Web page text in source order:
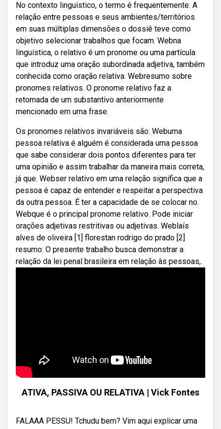
No contexto linguístico, o termo é frequentemente. A
relação entre pessoas e seus ambientes/territórios
em suas múltiplas dimensões o dossiê teve como
objetivo selecionar trabalhos que focam. Webna
linguística, o relativo é um pronome ou uma partícula
que introduz uma oração subordinada adjetiva, também
conhecida como oração relativa. Webresumo sobre
pronomes relativos. O pronome relativo faz a
retomada de um substantivo anteriormente
mencionado em uma frase.
Os pronomes relativos invariáveis são: Webuma
pessoa relativa é alguém é considerada uma pessoa
que sabe considerar dois pontos diferentes para ter
uma opinião e assim trabalhar da maneira mais correta,
já que. Webser relativo em uma relação significa que a
pessoa é capaz de entender e respeitar a perspectiva
da outra pessoa. É ter a capacidade de se colocar no.
Webque é o principal pronome relativo. Pode iniciar
orações adjetivas restritivas ou adjetivas. Weblaís
alves de oliveira [1] florestan rodrigo do prado [2]
resumo: O presente trabalho busca demonstrar a
relação da lei penal brasileira em relação às pessoas,.
ATIVA, PASSIVA OU RELATIVA | Vick Fontes
FALAAA PESSU! Tchudu bem? Vim aqui explicar uma